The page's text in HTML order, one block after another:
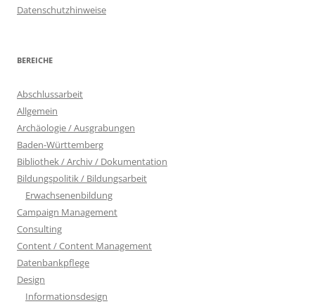
Datenschutzhinweise
BEREICHE
Abschlussarbeit
Allgemein
Archäologie / Ausgrabungen
Baden-Württemberg
Bibliothek / Archiv / Dokumentation
Bildungspolitik / Bildungsarbeit
Erwachsenenbildung
Campaign Management
Consulting
Content / Content Management
Datenbankpflege
Design
Informationsdesign